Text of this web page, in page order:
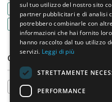
PLANETARIA
pub ristoranti
supermercati
tavole calde
CATEGORIE PRODOTTO
Banchi refrigerati / tavoli
sul tuo utilizzo del nostro sito
partner pubblicitari e di analisi
potrebbero combinarle con altre
informazioni che hai fornito
hanno raccolto dal tuo utilizzo
servizi. Leggi di più
STRETTAMENTE
PERFORMANCE